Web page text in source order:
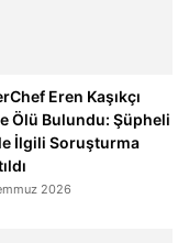
Eren Kaşıkçı
Ölü Bulundu: Şüpheli
İlgili Soruşturma
2026